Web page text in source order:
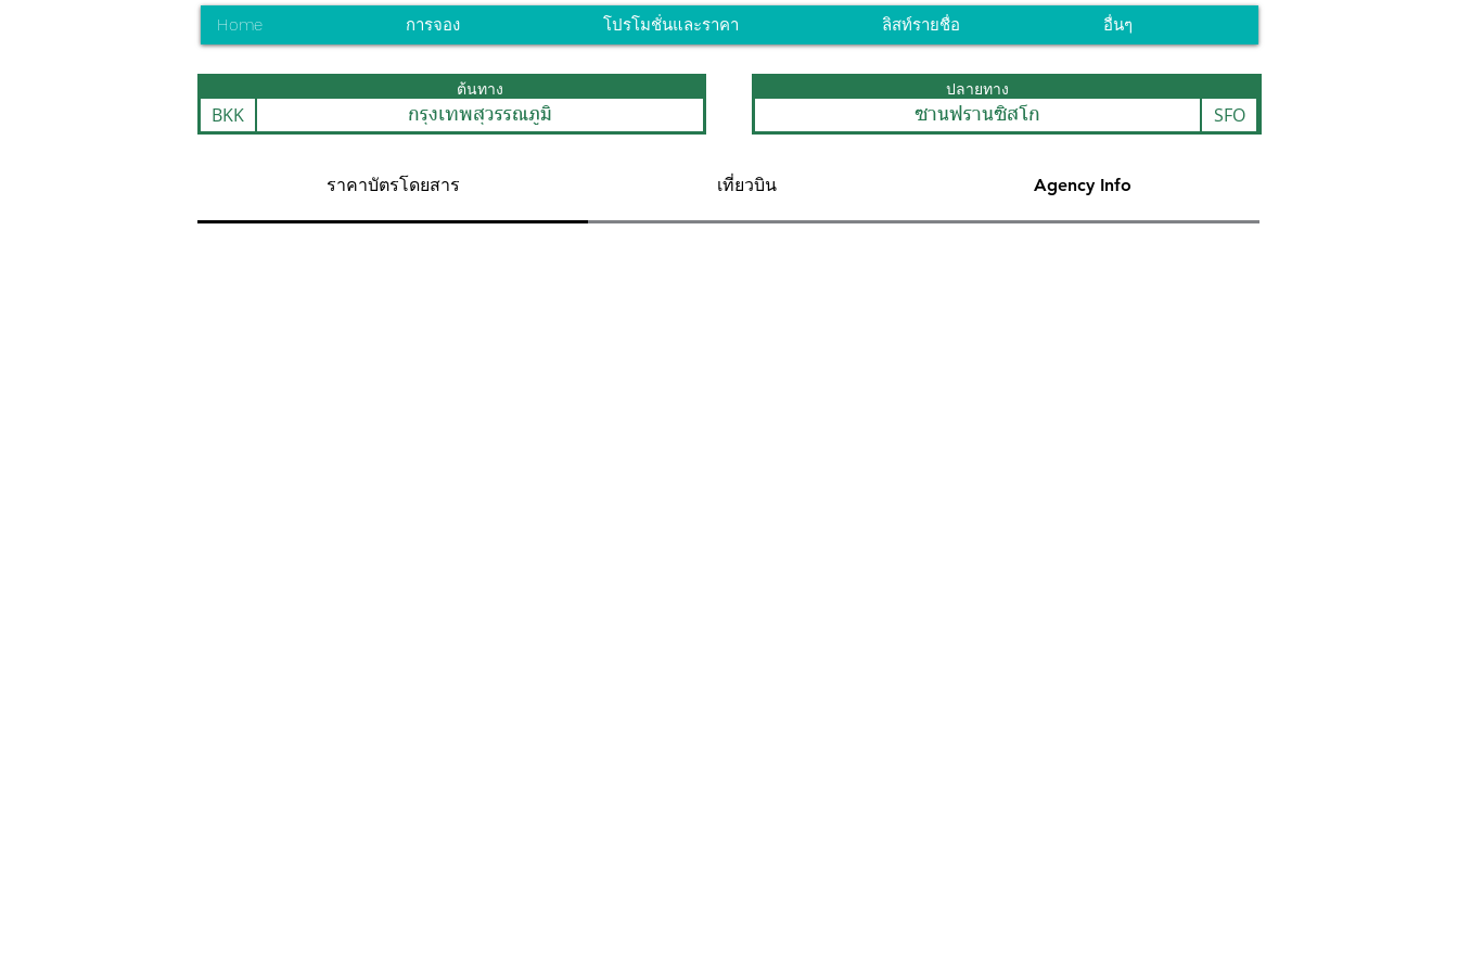
Home การจอง โปรโมชั่นและราคา ลิสท์รายชื่อ อื่นๆ
ต้นทาง
BKK กรุงเทพสุวรรณภูมิ
ปลายทาง
SFO
ซานฟรานซิสโก
ราคาบัตรโดยสาร เที่ยวบิน Agency Info